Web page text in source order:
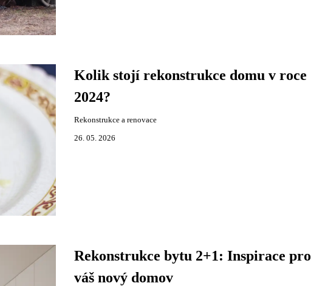
Kolik stojí rekonstrukce domu v roce
2024?
Rekonstrukce a renovace
26. 05. 2026
Rekonstrukce bytu 2+1: Inspirace pro
váš nový domov